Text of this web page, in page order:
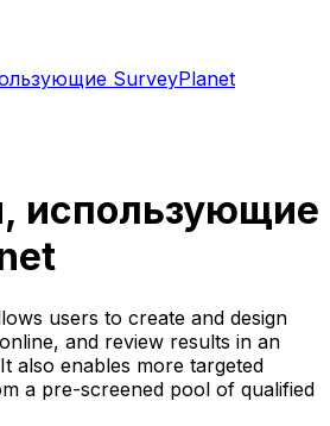
SurveyPlanet
использующие
users to create and design
and review results in an
also enables more targeted
a pre-screened pool of qualified